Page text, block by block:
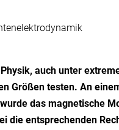
auch unter
Größen testen. An
das magnetische
die entsprechenden